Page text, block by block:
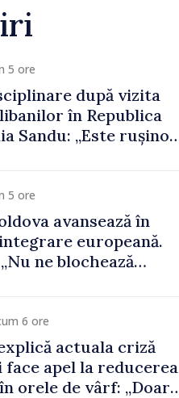
5 ore
după vizita
în Republica
Sandu: „Este rușinos
5 ore
avansează în
europeană.
ne blochează
6 ore
actuala criză
face apel la reducerea
orele de vârf: „Doar